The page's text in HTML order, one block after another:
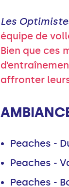
Les
équipe de
Bien que ces
affronter
Peaches -
Peaches -
Peaches -